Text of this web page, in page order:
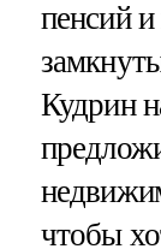
пенсий
Кудрин
чтобы